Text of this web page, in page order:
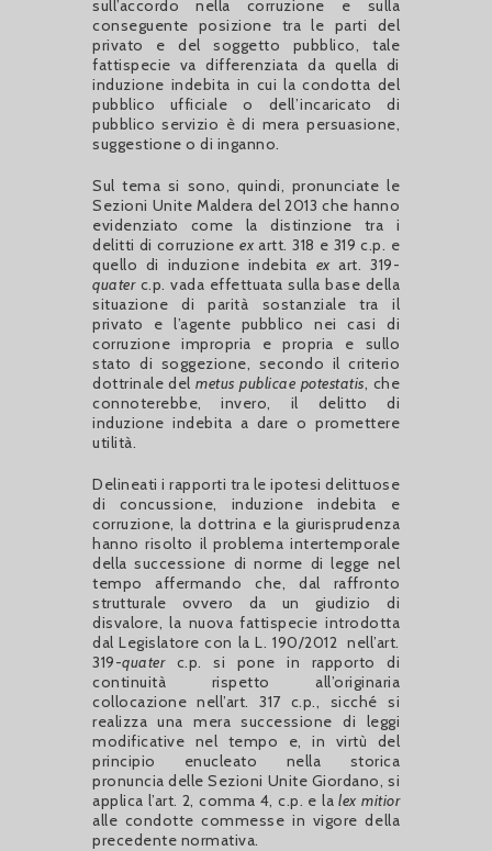
sull’accordo nella corruzione e sulla
conseguente posizione tra le parti del
privato e del soggetto pubblico, tale
fattispecie va differenziata da quella di
induzione indebita in cui la condotta del
pubblico ufficiale o dell’incaricato di
pubblico servizio è di mera persuasione,
suggestione o di inganno.
Sul tema si sono, quindi, pronunciate le
Sezioni Unite Maldera del 2013 che hanno
evidenziato come la distinzione tra i
delitti di corruzioneex artt. 318 e 319 c.p. e
quello di induzione indebita ex art. 319-
quaterc.p. vada effettuata sulla base della
situazione di parità sostanziale tra il
privato e l’agente pubblico nei casi di
corruzione impropria e propria e sullo
stato di soggezione, secondo il criterio
dottrinale delmetus publicae potestatis, che
connoterebbe, invero, il delitto di
induzione indebita a dare o promettere
utilità.
Delineati i rapporti tra le ipotesi delittuose
di concussione, induzione indebita e
corruzione, la dottrina e la giurisprudenza
hanno risolto il problema intertemporale
della successione di norme di legge nel
tempo affermando che, dal raffronto
strutturale ovvero da un giudizio di
disvalore, la nuova fattispecie introdotta
dal Legislatore con la L. 190/2012 nell’art.
319-quaterc.p. si pone in rapporto di
continuità rispetto all’originaria
collocazione nell’art. 317 c.p., sicché si
realizza una mera successione di leggi
modificative nel tempo e, in virtù del
principio enucleato nella storica
pronuncia delle Sezioni Unite Giordano, si
applica l’art. 2, comma 4, c.p. e lalex mitior
alle condotte commesse in vigore della
precedente normativa.